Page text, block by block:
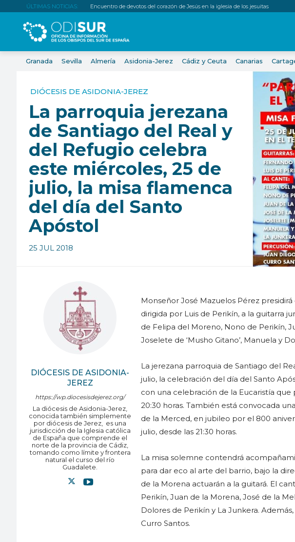
ÚLTIMAS NOTICIAS: Encuentro de devotos del corazón de Jesús en la iglesia de los jesuitas
Granada Sevilla Almería Asidonia-Jerez Cádiz y Ceuta Canarias
DIÓCESIS DE ASIDONIA-JEREZ
La parroquia jerezana
de Santiago del Real y
del Refugio celebra
este miércoles, 25 de
julio, la misa flamenca
del día del Santo
Apóstol
25 JUL 2018
DIÓCESIS DE ASIDONIA-
JEREZ
https://wp.diocesisdejerez.org/
La diócesis de Asidonia-Jerez,
conocida también simplemente
por diócesis de Jerez, ​ es una
jurisdicción de la Iglesia católica
de España que comprende el
norte de la provincia de Cádiz,
tomando como límite y frontera
natural el curso del río
Guadalete.
Monseñor José Mazuelos Pérez
dirigida por Luis de Perikín, a la guitarra
de Felipa del Moreno, Nono de Perikín,
Joselete de ‘Musho Gitano’, Manuela y
La jerezana parroquia de Santiago del
julio, la celebración del día del Santo
con una celebración de la Eucaristía que
20:30 horas. También está convocada
de la Merced, en jubileo por el 800
julio, desde las 21:30 horas.
La misa solemne contendrá
para dar eco al arte del barrio, bajo la
de la Morena actuarán a la guitará. El
Perikín, Juan de la Morena, José de la
Dolores de Perikín y La Junkera.
Curro Santos.